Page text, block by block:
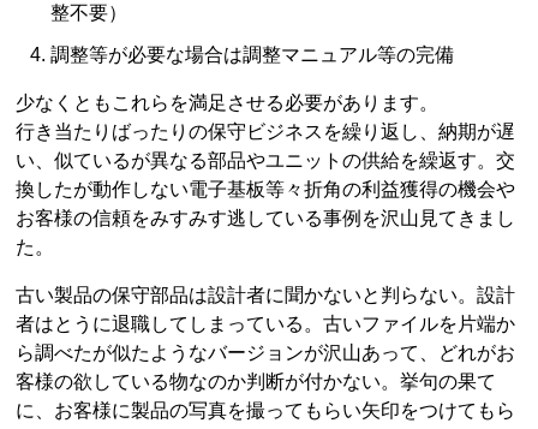
整不要）
調整等が必要な場合は調整マニュアル等の完備
少なくともこれらを満足させる必要があります。
行き当たりばったりの保守ビジネスを繰り返し、納期が遅
い、似ているが異なる部品やユニットの供給を繰返す。交
換したが動作しない電子基板等々折角の利益獲得の機会や
お客様の信頼をみすみす逃している事例を沢山見てきまし
た。
古い製品の保守部品は設計者に聞かないと判らない。設計
者はとうに退職してしまっている。古いファイルを片端か
ら調べたが似たようなバージョンが沢山あって、どれがお
客様の欲している物なのか判断が付かない。挙句の果て
に、お客様に製品の写真を撮ってもらい矢印をつけてもら